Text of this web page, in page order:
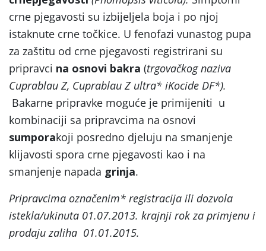
crne pjegavosti su izbijeljela boja i po njoj
istaknute crne točkice. U fenofazi vunastog pupa
za zaštitu od crne pjegavosti registrirani su
pripravci na osnovi bakra (trgovačkog naziva
Cuprablau Z, Cuprablau Z ultra* iKocide DF*).
Bakarne pripravke moguće je primijeniti u
kombinaciji sa pripravcima na osnovi
sumporakoji posredno djeluju na smanjenje
klijavosti spora crne pjegavosti kao i na
smanjenje napada grinja.
Pripravcima označenim* registracija ili dozvola
istekla/ukinuta 01.07.2013. krajnji rok za primjenu i
prodaju zaliha 01.01.2015.